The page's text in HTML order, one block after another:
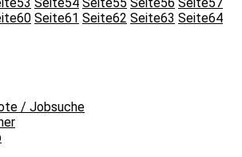
53 Seite54 Seite55 Seite56 Seite57
60 Seite61 Seite62 Seite63 Seite64
/ Jobsuche